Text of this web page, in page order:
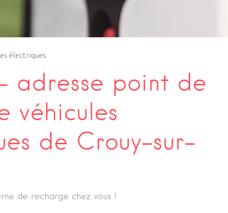
électriques
adresse point de
véhicules
de Crouy-sur-
de recharge chez vous !